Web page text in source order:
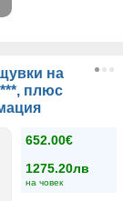
на
плюс
652.00€
1275.20лв
на човек